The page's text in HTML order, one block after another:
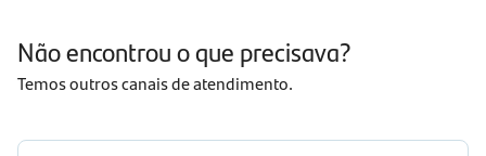
Não encontrou o que precisava?
Temos outros canais de atendimento.